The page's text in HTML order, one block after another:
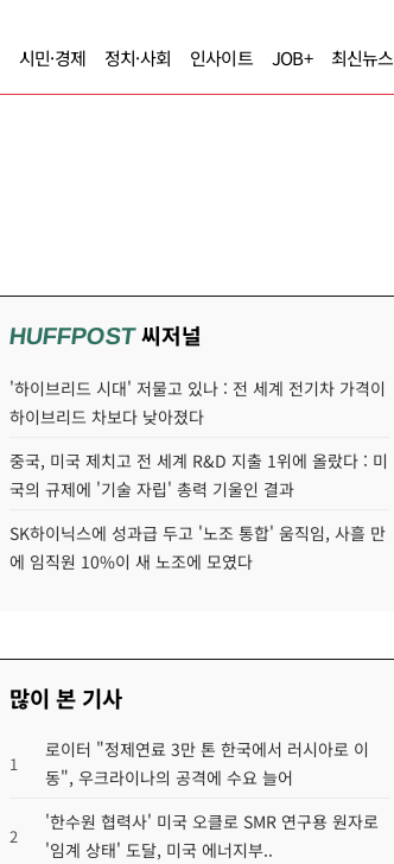
시민·경제 정치·사회 인사이트 JOB+ 최신뉴스
HUFFPOST씨저널
'하이브리드 시대' 저물고 있나 : 전 세계 전기차 가격이
하이브리드 차보다 낮아졌다
중국, 미국 제치고 전 세계 R&D 지출 1위에 올랐다 : 미
국의 규제에 '기술 자립' 총력 기울인 결과
SK하이닉스에 성과급 두고 '노조 통합' 움직임, 사흘 만
에 임직원 10%이 새 노조에 모였다
많이 본 기사
1
로이터 "정제연료 3만 톤 한국에서 러시아로 이
동", 우크라이나의 공격에 수요 늘어
2
'한수원 협력사' 미국 오클로 SMR 연구용 원자로
'임계 상태' 도달, 미국 에너지부..